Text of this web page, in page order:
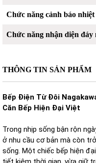
THÔNG TIN SẢN PHẨM
Bếp Điện Từ Đôi
Căn Bếp Hiện Đại Việt
Trong nhịp sống bận rộn
ở nhu cầu cơ bản mà còn
sống. Một chiếc bếp hiện
Chức năng cảnh báo
Chức năng nhận diện đáy